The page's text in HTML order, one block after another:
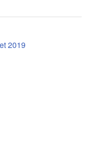
2019